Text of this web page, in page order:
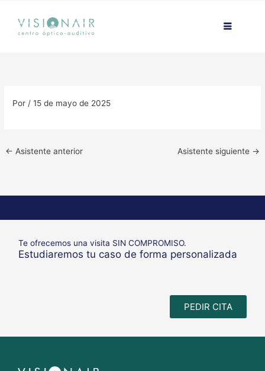
contenido
Por/15 de mayo de 2025
← Asistente anterior Asistente siguiente →
Te ofrecemos una visita SIN COMPROMISO.
Estudiaremos tu caso de forma personalizada
PEDIR CITA